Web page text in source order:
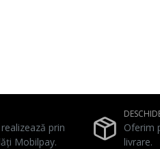
prin
Mobilpay.
Oferim
livrare.